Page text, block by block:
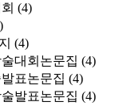
(4)
(4)
대회논문집 (4)
표논문집 (4)
발표논문집 (4)